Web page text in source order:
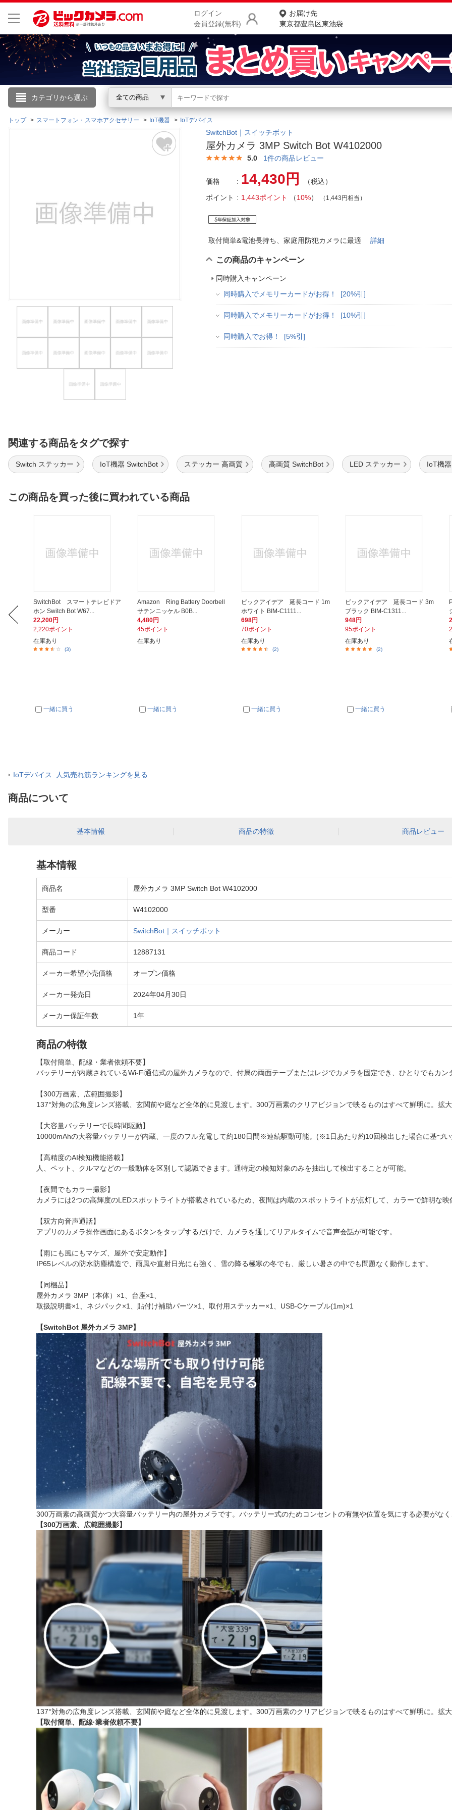
ログイン
会員登録(無料)
お届け先
東京都豊島区東池袋
カテゴリから選ぶ 全ての商品
こんにちは
ログイン
閲覧履歴
商品をさがす
ランキングからさがす
カテゴリ一覧からさがす
お客様サポート
トップ スマートフォン・スマホアクセサリー IoT機器 IoTデバイス
SwitchBot｜スイッチボット
屋外カメラ 3MP Switch Bot W4102000
5.0 1件の商品レビュー
価格 14,430円
（税込）
ポイント
1,443ポイント （10%） （1,443円相当）
取付簡単&電池長持ち、家庭用防犯カメラに最適詳細
この商品のキャンペーン
同時購入キャンペーン
同時購入でメモリーカードがお得！ [20%引]
同時購入でメモリーカードがお得！ [10%引]
同時購入でお得！ [5%引]
関連する商品をタグで探す
Switch ステッカー IoT機器 SwitchBot ステッカー 高画質 高画質 SwitchBot LED ステッカー IoT機
この商品を買った後に買われている商品
SwitchBot スマートテレビドア
ホン Switch Bot W67...
22,200円
2,220ポイント
在庫あり
(3)
一緒に買う
Amazon Ring Battery Doorbell
サテンニッケル B0B...
4,480円
45ポイント
在庫あり
一緒に買う
ビックアイデア 延長コード 1m
ホワイト BIM-C1111...
698円
70ポイント
在庫あり
(2)
一緒に買う
ビックアイデア 延長コード 3m
ブラック BIM-C1311...
948円
95ポイント
在庫あり
(2)
一緒に買う
IoTデバイス 人気売れ筋ランキングを見る
商品について
基本情報 商品の特徴 商品レビュー
基本情報
商品名 屋外カメラ 3MP Switch Bot W4102000
型番 W4102000
メーカー SwitchBot｜スイッチボット
商品コード 12887131
メーカー希望小売価格 オープン価格
メーカー発売日 2024年04月30日
メーカー保証年数 1年
商品の特徴
【取付簡単、配線・業者依頼不要】
バッテリーが内蔵されているWi-Fi通信式の屋外カメラなので、付属の両面テープまたはレジでカメラを固定でき、ひとりでもカン
【300万画素、広範囲撮影】
137°対角の広角度レンズ搭載、玄関前や庭など全体的に見渡します。300万画素のクリアビジョンで映るものはすべて鮮明に。拡
【大容量バッテリーで長時間駆動】
10000mAhの大容量バッテリーが内蔵、一度のフル充電して約180日間※連続駆動可能。(※1日あたり約10回検出した場合に基づ
【高精度のAI検知機能搭載】
人、ペット、クルマなどの一般動体を区別して認識できます。通特定の検知対象のみを抽出して検出することが可能。
【夜間でもカラー撮影】
カメラには2つの高輝度のLEDスポットライトが搭載されているため、夜間は内蔵のスポットライトが点灯して、カラーで鮮明な映
【双方向音声通話】
アプリのカメラ操作画面にあるボタンをタップするだけで、カメラを通してリアルタイムで音声会話が可能です。
【雨にも風にもマケズ、屋外で安定動作】
IP65レベルの防水防塵構造で、雨風や直射日光にも強く、雪の降る極寒の冬でも、厳しい暑さの中でも問題なく動作します。
【同梱品】
屋外カメラ 3MP（本体）×1、台座×1、
取扱説明書×1、ネジパック×1、貼付け補助パーツ×1、取付用ステッカー×1、USB-Cケーブル(1m)×1
【SwitchBot 屋外カメラ 3MP】
300万画素の高画質かつ大容量バッテリー内の屋外カメラです。バッテリー式のためコンセントの有無や位置を気にする必要がな
【300万画素、広範囲撮影】
137°対角の広角度レンズ搭載、玄関前や庭など全体的に見渡します。300万画素のクリアビジョンで映るものはすべて鮮明に。拡
【取付簡単、配線·業者依頼不要】